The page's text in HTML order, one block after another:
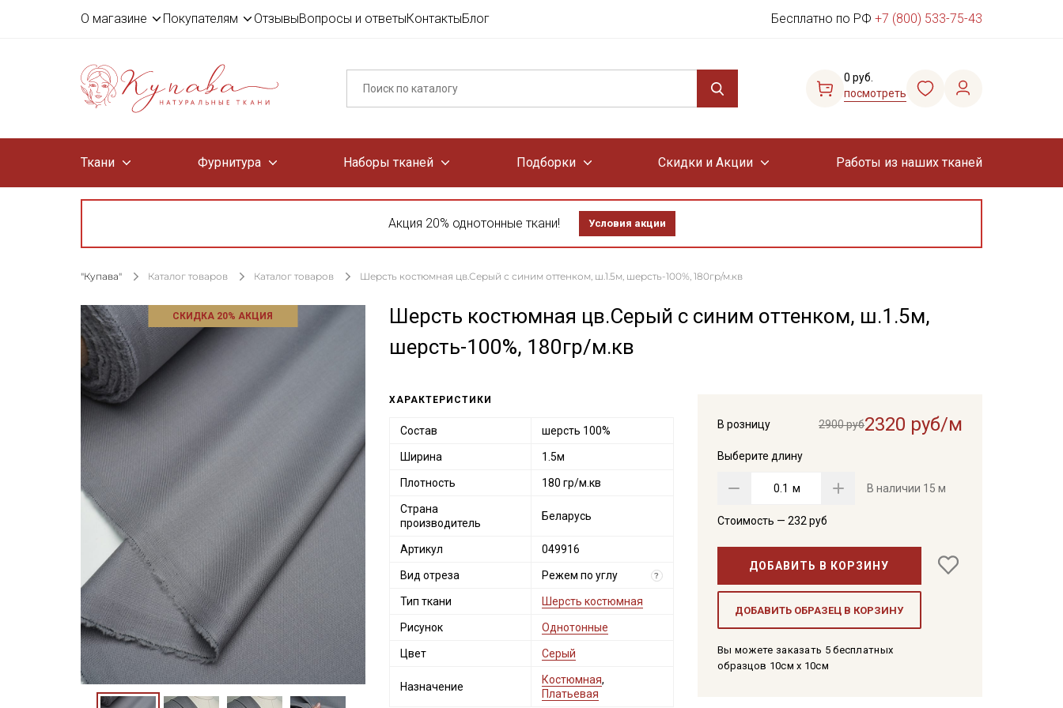
О магазине Покупателям ОтзывыВопросы и ответыКонтактыБлог Бесплатно по РФ +7 (800) 533-75-43
0 руб.
посмотреть
Ткани Фурнитура Наборы тканей Подборки Скидки и Акции Работы из наших тканей
Акция 20% однотонные ткани! Условия акции
"Купава" Каталог товаров Каталог товаров Шерсть костюмная цв.Серый с синим оттенком, ш.1.5м, шерсть-100%, 180гр/м.кв
СКИДКА 20% АКЦИЯ
Шерсть костюмная цв.Серый с синим оттенком, ш.1.5м,
шерсть-100%, 180гр/м.кв
В розницу 2900 руб2320 руб/м
Выберите длину
м В наличии 15 м
Стоимость — 232 руб
ДОБАВИТЬ В КОРЗИНУ
ДОБАВИТЬ ОБРАЗЕЦ В КОРЗИНУ
Вы можете заказать 5 бесплатных
образцов 10см x 10см
ХАРАКТЕРИСТИКИ
Состав шерсть 100%
Ширина 1.5м
Плотность 180 гр/м.кв
Страна
производитель
Беларусь
Артикул 049916
Вид отреза Режем по углу ?
Тип ткани Шерсть костюмная
Рисунок Однотонные
Цвет Серый
Назначение
Костюмная,
Платьевая